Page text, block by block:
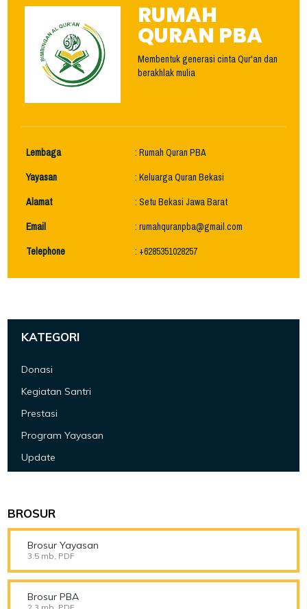
RUMAH
QURAN PBA
Membentuk generasi cinta Qur'an dan
berakhlak mulia
Lembaga
: Rumah Quran PBA
Yayasan
: Keluarga Quran Bekasi
Alamat
: Setu Bekasi Jawa Barat
Email
: rumahquranpba@gmail.com
Telephone
: +6285351028257
KATEGORI
Donasi
Kegiatan Santri
Prestasi
Program Yayasan
Update
BROSUR
Brosur Yayasan
3.5 mb, PDF
Brosur PBA